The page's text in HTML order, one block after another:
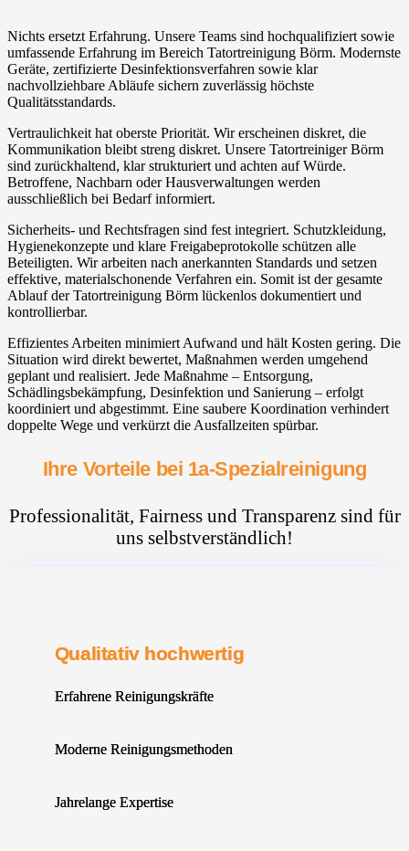
Nichts ersetzt Erfahrung. Unsere Teams sind hochqualifiziert sowie
umfassende Erfahrung im Bereich Tatortreinigung Börm. Modernste
Geräte, zertifizierte Desinfektionsverfahren sowie klar
nachvollziehbare Abläufe sichern zuverlässig höchste
Qualitätsstandards.
Vertraulichkeit hat oberste Priorität. Wir erscheinen diskret, die
Kommunikation bleibt streng diskret. Unsere Tatortreiniger Börm
sind zurückhaltend, klar strukturiert und achten auf Würde.
Betroffene, Nachbarn oder Hausverwaltungen werden
ausschließlich bei Bedarf informiert.
Sicherheits- und Rechtsfragen sind fest integriert. Schutzkleidung,
Hygienekonzepte und klare Freigabeprotokolle schützen alle
Beteiligten. Wir arbeiten nach anerkannten Standards und setzen
effektive, materialschonende Verfahren ein. Somit ist der gesamte
Ablauf der Tatortreinigung Börm lückenlos dokumentiert und
kontrollierbar.
Effizientes Arbeiten minimiert Aufwand und hält Kosten gering. Die
Situation wird direkt bewertet, Maßnahmen werden umgehend
geplant und realisiert. Jede Maßnahme – Entsorgung,
Schädlingsbekämpfung, Desinfektion und Sanierung – erfolgt
koordiniert und abgestimmt. Eine saubere Koordination verhindert
doppelte Wege und verkürzt die Ausfallzeiten spürbar.
Ihre Vorteile bei 1a-Spezialreinigung
Professionalität, Fairness und Transparenz sind für
uns selbstverständlich!
Qualitativ hochwertig
Erfahrene Reinigungskräfte
Moderne Reinigungsmethoden
Jahrelange Expertise